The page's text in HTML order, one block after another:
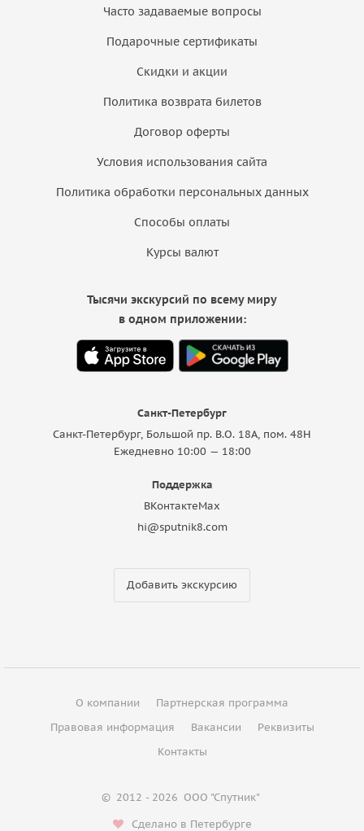
Часто задаваемые вопросы
Подарочные сертификаты
Скидки и акции
Политика возврата билетов
Договор оферты
Условия использования сайта
Политика обработки персональных данных
Способы оплаты
Курсы валют
Санкт-Петербург
Санкт-Петербург, Большой пр. В.О. 18A, пом. 48Н
Ежедневно 10:00 — 18:00
Поддержка
ВКонтактеMax
hi@sputnik8.com
Добавить экскурсию
Тысячи экскурсий по всему миру
в одном приложении:
О компании
Партнерская программа
Правовая информация
Вакансии
Реквизиты
Контакты
© 2012 - 2026 ООО "Спутник"
Сделано в Петербурге